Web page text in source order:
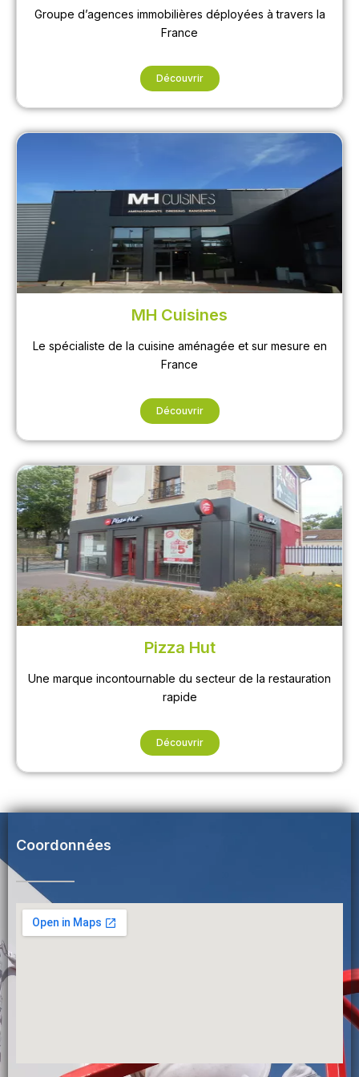
Groupe d’agences immobilières déployées à travers la
France
Découvrir
MH Cuisines
Le spécialiste de la cuisine aménagée et sur mesure en
France
Découvrir
Pizza Hut
Une marque incontournable du secteur de la restauration
rapide
Découvrir
Coordonnées